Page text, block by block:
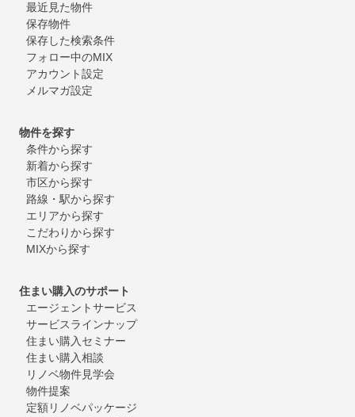
最近見た物件
保存物件
保存した検索条件
フォロー中のMIX
アカウント設定
メルマガ設定
物件を探す
条件から探す
新着から探す
市区から探す
路線・駅から探す
エリアから探す
こだわりから探す
MIXから探す
住まい購入のサポート
エージェントサービス
サービスラインナップ
住まい購入セミナー
住まい購入相談
リノベ物件見学会
物件提案
定額リノベパッケージ